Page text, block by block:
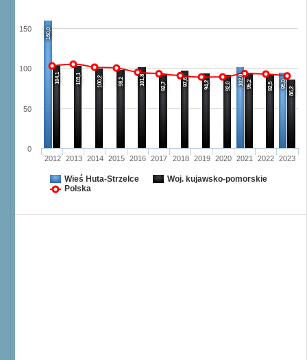
160,0
102,0 95,0
104,1 103,1 100,2 98,2 101,8 92,7 97,6 94,2 92,0 95,2 92,5 86,2
2012 2013 2014 2015 2016 2017 2018 2019 2020 2021 2022 2023
0
50
100
150
Wieś Huta-Strzelce
Woj. kujawsko-pomorskie
Polska